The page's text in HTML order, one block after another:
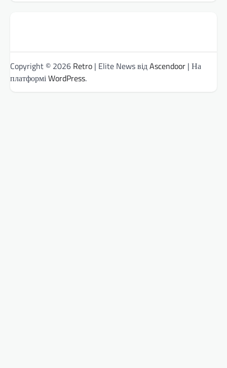
Copyright © 2026 Retro | Elite News відAscendoor | На
платформіWordPress.